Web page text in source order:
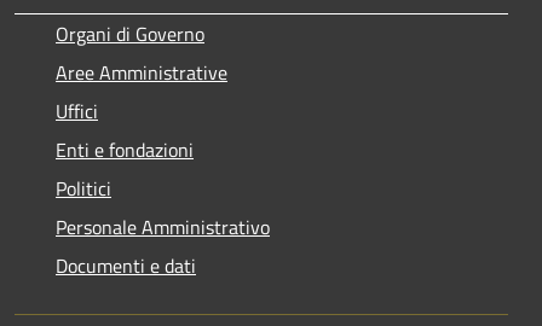
Organi di Governo
Aree Amministrative
Uffici
Enti e fondazioni
Politici
Personale Amministrativo
Documenti e dati